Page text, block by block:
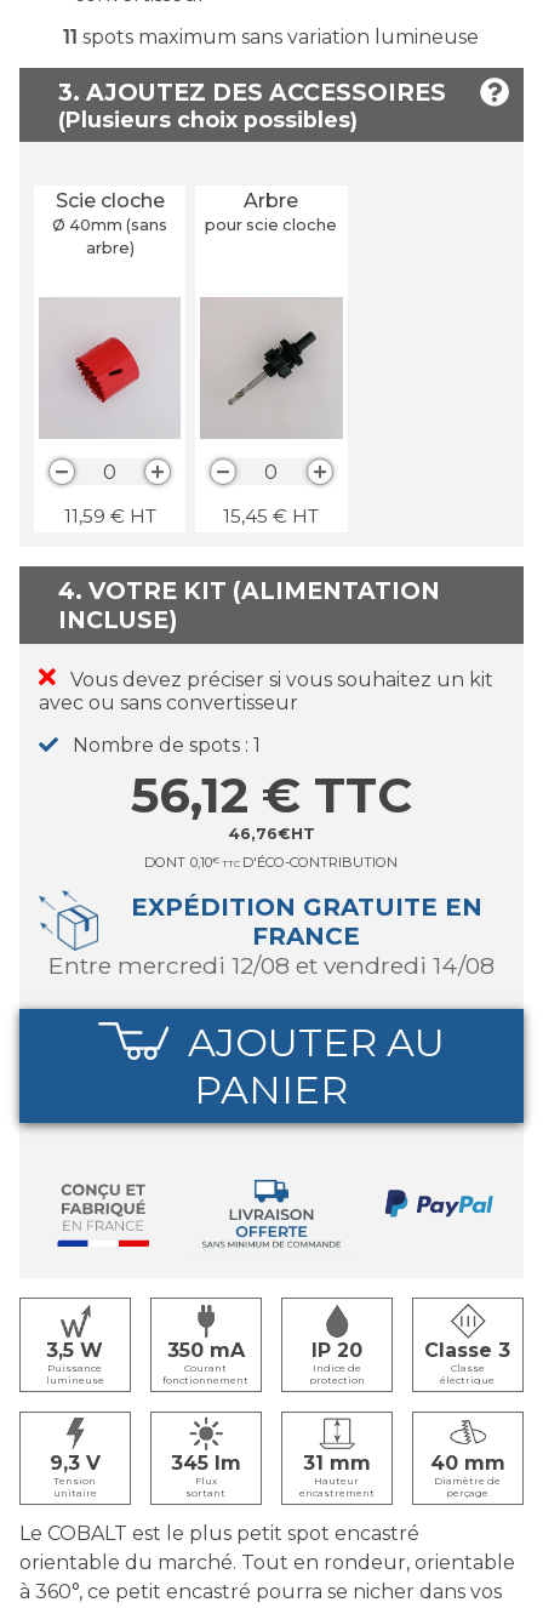
11 spots maximum sans variation lumineuse
3. AJOUTEZ DES ACCESSOIRES
Scie cloche
Ø 40mm (sans
arbre)
0
11,59 € HT
Arbre
pour scie cloche
0
15,45 € HT
4. VOTRE KIT (ALIMENTATION
INCLUSE)
Vous devez préciser si vous souhaitez un kit
avec ou sans convertisseur
Nombre de spots 1
46,76€HT
56,12 € TTC
DONT 0,10€ TTC D'ÉCO-CONTRIBUTION
EXPÉDITION GRATUITE EN
FRANCE
entre mercredi 12/08 et vendredi 14/08
AJOUTER AU
PANIER
3,5
Puissance
lumineuse
350
Courant
fonctionnement
IP 20
Indice de
protection
Classe 3
Classe
électrique
9,3
Tension
unitaire
345
Flux
sortant
31
Hauteur
encastrement
40
Diamètre de
perçage
Le COBALT est le plus petit spot encastré
orientable du marché. Tout en rondeur, orientable
à 360°, ce petit encastré pourra se nicher dans vos